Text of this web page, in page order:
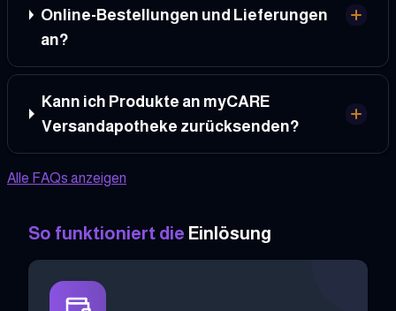
Online-Bestellungen und Lieferungen
an?
Kann ich Produkte an myCARE
Versandapotheke zurücksenden?
Alle FAQs anzeigen
So funktioniert die Einlösung